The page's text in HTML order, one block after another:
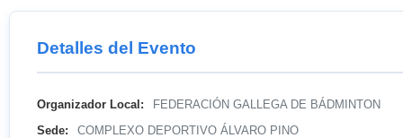
Detalles del Evento
Organizador Local: FEDERACIÓN GALLEGA DE BÁDMINTON
Sede: COMPLEXO DEPORTIVO ÁLVARO PINO